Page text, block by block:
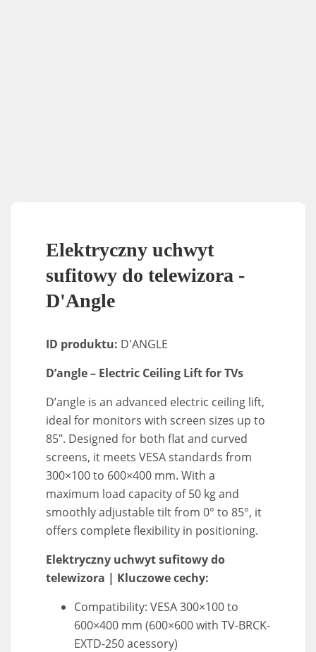
Elektryczny uchwyt
sufitowy do telewizora -
D'Angle
ID produktu: D'ANGLE
D’angle – Electric Ceiling Lift for TVs
D’angle is an advanced electric ceiling lift,
ideal for monitors with screen sizes up to
85″. Designed for both flat and curved
screens, it meets VESA standards from
300×100 to 600×400 mm. With a
maximum load capacity of 50 kg and
smoothly adjustable tilt from 0° to 85°, it
offers complete flexibility in positioning.
Elektryczny uchwyt sufitowy do
telewizora | Kluczowe cechy:
Compatibility: VESA 300×100 to
600×400 mm (600×600 with TV-BRCK-
EXTD-250 acessory)